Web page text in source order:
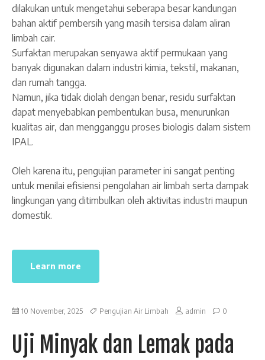
dilakukan untuk mengetahui seberapa besar kandungan
bahan aktif pembersih yang masih tersisa dalam aliran
limbah cair.
Surfaktan merupakan senyawa aktif permukaan yang
banyak digunakan dalam industri kimia, tekstil, makanan,
dan rumah tangga.
Namun, jika tidak diolah dengan benar, residu surfaktan
dapat menyebabkan pembentukan busa, menurunkan
kualitas air, dan mengganggu proses biologis dalam sistem
IPAL.
Oleh karena itu, pengujian parameter ini sangat penting
untuk menilai efisiensi pengolahan air limbah serta dampak
lingkungan yang ditimbulkan oleh aktivitas industri maupun
domestik.
Learn more
10 November, 2025 Pengujian Air Limbah admin 0
Uji Minyak dan Lemak pada